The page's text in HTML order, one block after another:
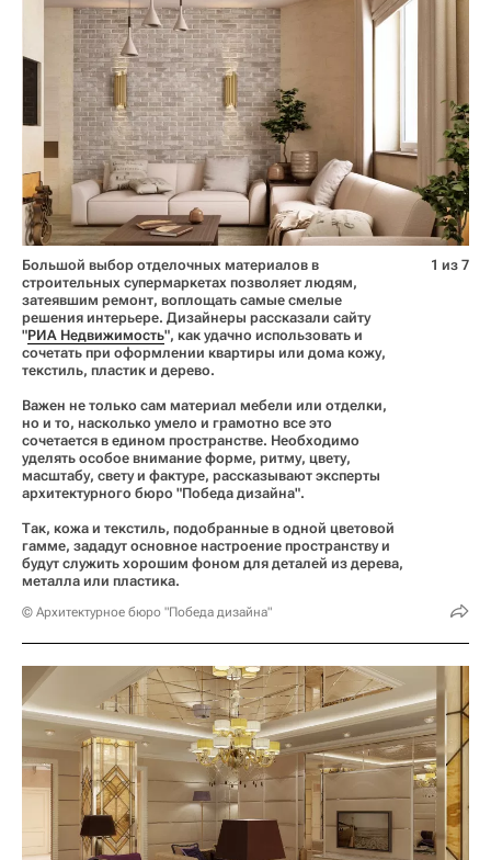
Большой выбор отделочных материалов в
строительных супермаркетах позволяет людям,
затеявшим ремонт, воплощать самые смелые
решения интерьере. Дизайнеры рассказали сайту
"РИА Недвижимость", как удачно использовать и
сочетать при оформлении квартиры или дома кожу,
текстиль, пластик и дерево.
Важен не только сам материал мебели или отделки,
но и то, насколько умело и грамотно все это
сочетается в едином пространстве. Необходимо
уделять особое внимание форме, ритму, цвету,
масштабу, свету и фактуре, рассказывают эксперты
архитектурного бюро "Победа дизайна".
Так, кожа и текстиль, подобранные в одной цветовой
гамме, зададут основное настроение пространству и
будут служить хорошим фоном для деталей из дерева,
металла или пластика.
© Архитектурное бюро "Победа дизайна"
1 из 7